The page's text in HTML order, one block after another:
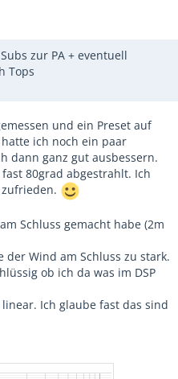
zur PA + eventuell
Tops
und ein Preset auf
ich noch ein paar
dann ganz gut ausbessern.
80grad abgestrahlt. Ich
Schluss gemacht habe (2m
der Wind am Schluss zu stark.
ob ich da was im DSP
Ich glaube fast das sind